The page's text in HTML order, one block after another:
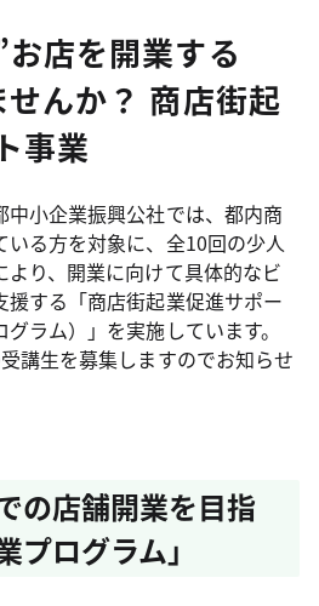
店を開業する
んか？ 商店街起
事業
小企業振興公社では、都内商
る方を対象に、全10回の少人
り、開業に向けて具体的なビ
する「商店街起業促進サポー
ラム）」を実施しています。
講生を募集しますのでお知らせ
の店舗開業を目指
プログラム」